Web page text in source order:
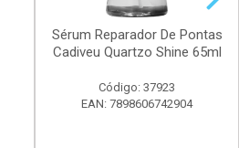
Sérum Reparador De Pontas
Cadiveu Quartzo Shine 65ml
Código: 37923
EAN: 7898606742904